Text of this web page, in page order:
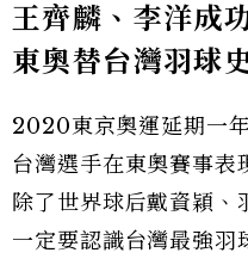
王齊麟、李洋成
東奧替台灣羽球
2020東京奧運延期一
台灣選手在東奧賽事表
除了世界球后戴資穎、
一定要認識台灣最強羽